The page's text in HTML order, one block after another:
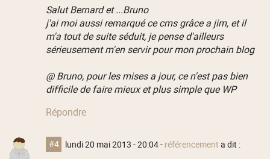
Salut Bernard et ...Bruno
j'ai moi aussi remarqué ce cms grâce a jim, et il
m'a tout de suite séduit, je pense d'ailleurs
sérieusement m'en servir pour mon prochain blog
@ Bruno, pour les mises a jour, ce n'est pas bien
difficile de faire mieux et plus simple que WP
Répondre
#4 lundi 20 mai 2013 - 20:04- référencement a dit :